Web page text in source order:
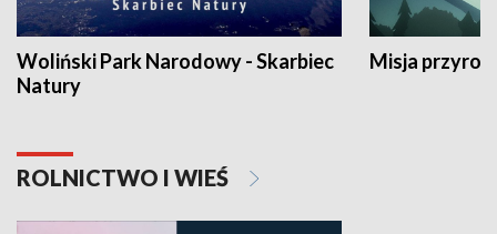
Woliński Park Narodowy - Skarbiec
Natury
Misja
ROLNICTWO I WIEŚ